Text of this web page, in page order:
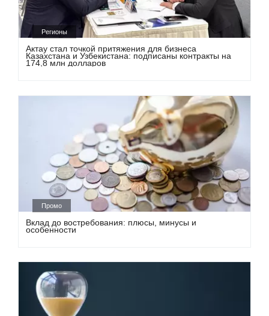
Регионы
Актау стал точкой притяжения для бизнеса
Казахстана и Узбекистана: подписаны контракты на
174,8 млн долларов
Промо
Вклад до востребования: плюсы, минусы и
особенности